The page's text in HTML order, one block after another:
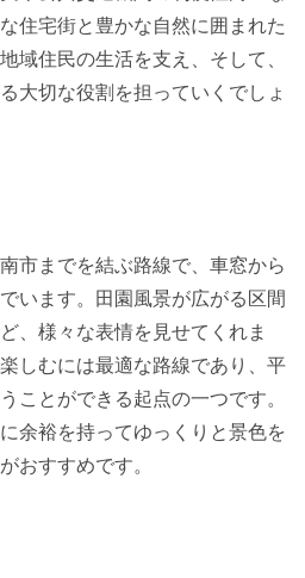
住宅街と豊かな自然に囲まれた
域住民の生活を支え、そして、
大切な役割を担っていくでしょ
市までを結ぶ路線で、車窓から
います。田園風景が広がる区間
、様々な表情を見せてくれま
しむには最適な路線であり、平
ことができる起点の一つです。
余裕を持ってゆっくりと景色を
おすすめです。